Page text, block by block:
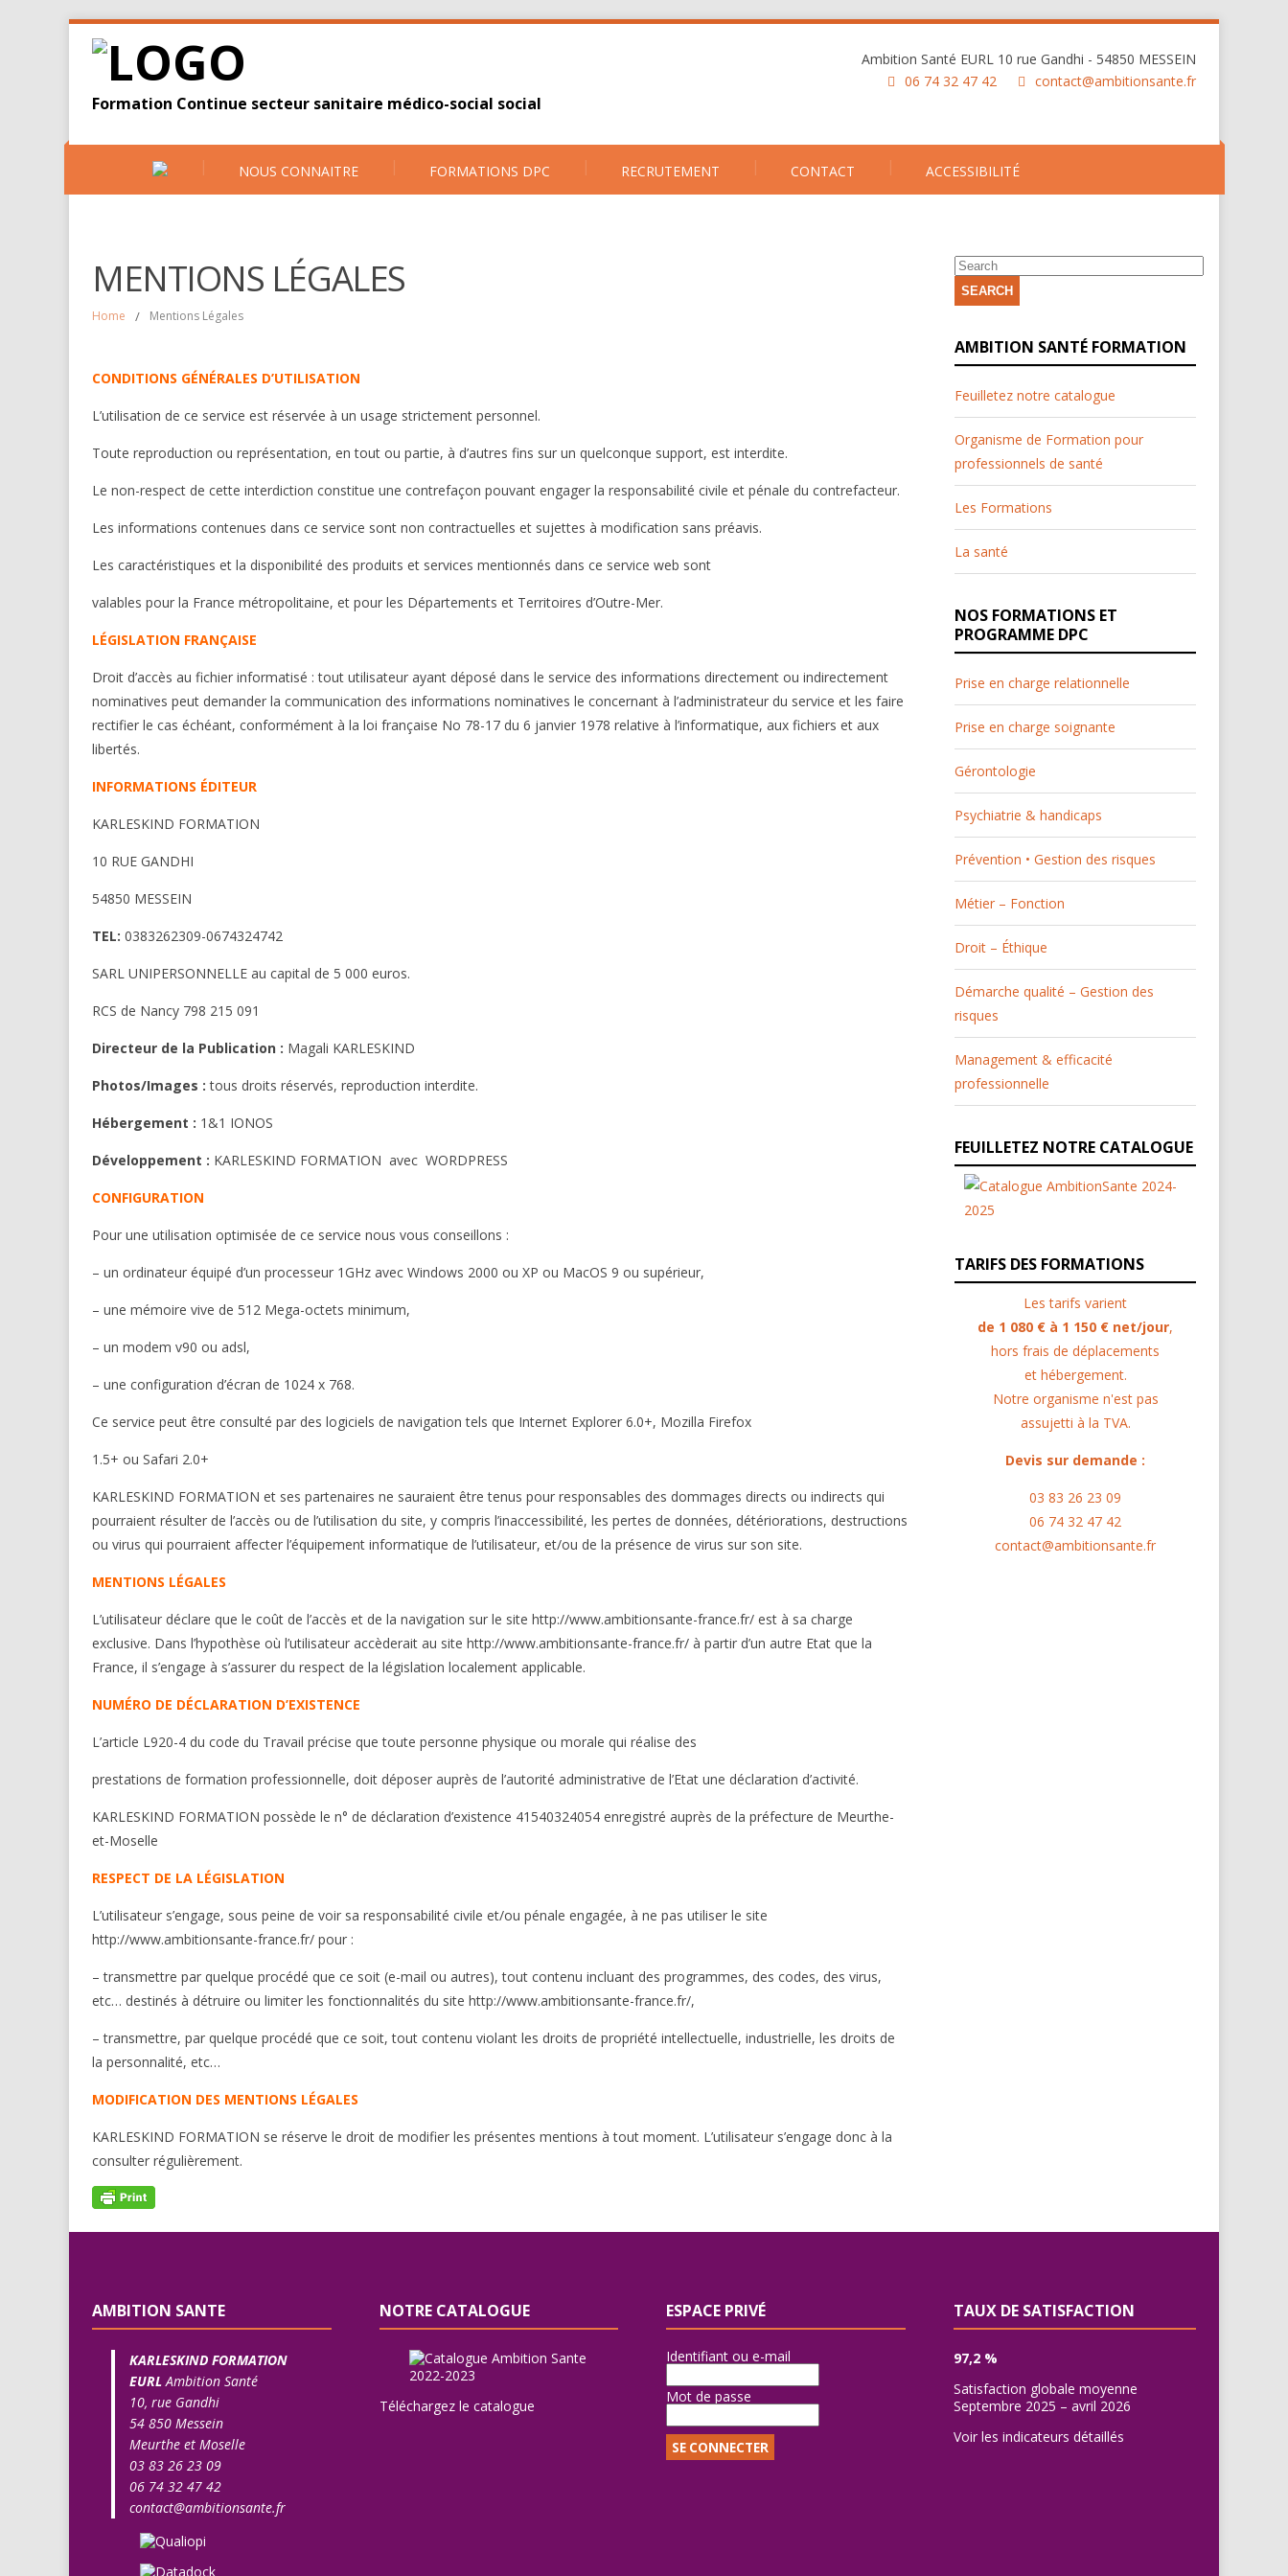
Formation Continue secteur sanitaire médico-social social
Ambition Santé EURL 10 rue Gandhi - 54850 MESSEIN
06 74 32 47 42
contact@ambitionsante.fr
NOUS CONNAITRE FORMATIONS DPC RECRUTEMENT CONTACT ACCESSIBILITÉ
MENTIONS LÉGALES
Home / Mentions Légales
CONDITIONS GÉNÉRALES D’UTILISATION
L’utilisation de ce service est réservée à un usage strictement personnel.
Toute reproduction ou représentation, en tout ou partie, à d’autres fins sur un quelconque support, est interdite.
Le non-respect de cette interdiction constitue une contrefaçon pouvant engager la responsabilité civile et pénale du contrefacteur.
Les informations contenues dans ce service sont non contractuelles et sujettes à modification sans préavis.
Les caractéristiques et la disponibilité des produits et services mentionnés dans ce service web sont
valables pour la France métropolitaine, et pour les Départements et Territoires d’Outre-Mer.
LÉGISLATION FRANÇAISE
Droit d’accès au fichier informatisé : tout utilisateur ayant déposé dans le service des informations directement ou indirectement
nominatives peut demander la communication des informations nominatives le concernant à l’administrateur du service et les faire
rectifier le cas échéant, conformément à la loi française No 78-17 du 6 janvier 1978 relative à l’informatique, aux fichiers et aux
libertés.
INFORMATIONS ÉDITEUR
KARLESKIND FORMATION
10 RUE GANDHI
54850 MESSEIN
TEL: 0383262309-0674324742
SARL UNIPERSONNELLE au capital de 5 000 euros.
RCS de Nancy 798 215 091
Directeur de la Publication : Magali KARLESKIND
Photos/Images : tous droits réservés, reproduction interdite.
Hébergement : 1&1 IONOS
Développement : KARLESKIND FORMATION avec WORDPRESS
CONFIGURATION
Pour une utilisation optimisée de ce service nous vous conseillons :
– un ordinateur équipé d’un processeur 1GHz avec Windows 2000 ou XP ou MacOS 9 ou supérieur,
– une mémoire vive de 512 Mega-octets minimum,
– un modem v90 ou adsl,
– une configuration d’écran de 1024 x 768.
Ce service peut être consulté par des logiciels de navigation tels que Internet Explorer 6.0+, Mozilla Firefox
1.5+ ou Safari 2.0+
KARLESKIND FORMATION et ses partenaires ne sauraient être tenus pour responsables des dommages directs ou indirects qui
pourraient résulter de l’accès ou de l’utilisation du site, y compris l’inaccessibilité, les pertes de données, détériorations, destructions
ou virus qui pourraient affecter l’équipement informatique de l’utilisateur, et/ou de la présence de virus sur son site.
MENTIONS LÉGALES
L’utilisateur déclare que le coût de l’accès et de la navigation sur le site http://www.ambitionsante-france.fr/ est à sa charge
exclusive. Dans l’hypothèse où l’utilisateur accèderait au site http://www.ambitionsante-france.fr/ à partir d’un autre Etat que la
France, il s’engage à s’assurer du respect de la législation localement applicable.
NUMÉRO DE DÉCLARATION D’EXISTENCE
L’article L920-4 du code du Travail précise que toute personne physique ou morale qui réalise des
prestations de formation professionnelle, doit déposer auprès de l’autorité administrative de l’Etat une déclaration d’activité.
KARLESKIND FORMATION possède le n° de déclaration d’existence 41540324054 enregistré auprès de la préfecture de Meurthe-
et-Moselle
RESPECT DE LA LÉGISLATION
L’utilisateur s’engage, sous peine de voir sa responsabilité civile et/ou pénale engagée, à ne pas utiliser le site
http://www.ambitionsante-france.fr/ pour :
– transmettre par quelque procédé que ce soit (e-mail ou autres), tout contenu incluant des programmes, des codes, des virus,
etc… destinés à détruire ou limiter les fonctionnalités du site http://www.ambitionsante-france.fr/,
– transmettre, par quelque procédé que ce soit, tout contenu violant les droits de propriété intellectuelle, industrielle, les droits de
la personnalité, etc…
MODIFICATION DES MENTIONS LÉGALES
KARLESKIND FORMATION se réserve le droit de modifier les présentes mentions à tout moment. L’utilisateur s’engage donc à la
consulter régulièrement.
SEARCH
AMBITION SANTÉ FORMATION
Feuilletez notre catalogue
Organisme de Formation pour
professionnels de santé
Les Formations
La santé
NOS FORMATIONS ET
PROGRAMME DPC
Prise en charge relationnelle
Prise en charge soignante
Gérontologie
Psychiatrie & handicaps
Prévention • Gestion des risques
Métier – Fonction
Droit – Éthique
Démarche qualité – Gestion des
risques
Management & efficacité
professionnelle
FEUILLETEZ NOTRE CATALOGUE
TARIFS DES FORMATIONS
Les tarifs varient
de 1 080 € à 1 150 € net/jour,
hors frais de déplacements
et hébergement.
Notre organisme n'est pas
assujetti à la TVA.
Devis sur demande :
03 83 26 23 09
06 74 32 47 42
contact@ambitionsante.fr
AMBITION SANTE
KARLESKIND FORMATION
EURL Ambition Santé
10, rue Gandhi
54 850 Messein
Meurthe et Moselle
03 83 26 23 09
06 74 32 47 42
contact@ambitionsante.fr
NOTRE CATALOGUE
Téléchargez le catalogue
ESPACE PRIVÉ
Identifiant ou e-mail
Mot de passe
TAUX DE SATISFACTION
97,2 %
Satisfaction globale moyenne
Septembre 2025 – avril 2026
Voir les indicateurs détaillés